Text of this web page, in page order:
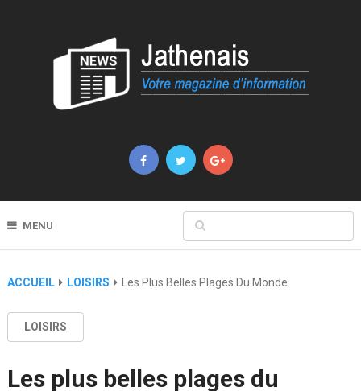
MENU
ACCUEIL LOISIRS Les Plus Belles Plages Du Monde
LOISIRS
Les plus belles plages du